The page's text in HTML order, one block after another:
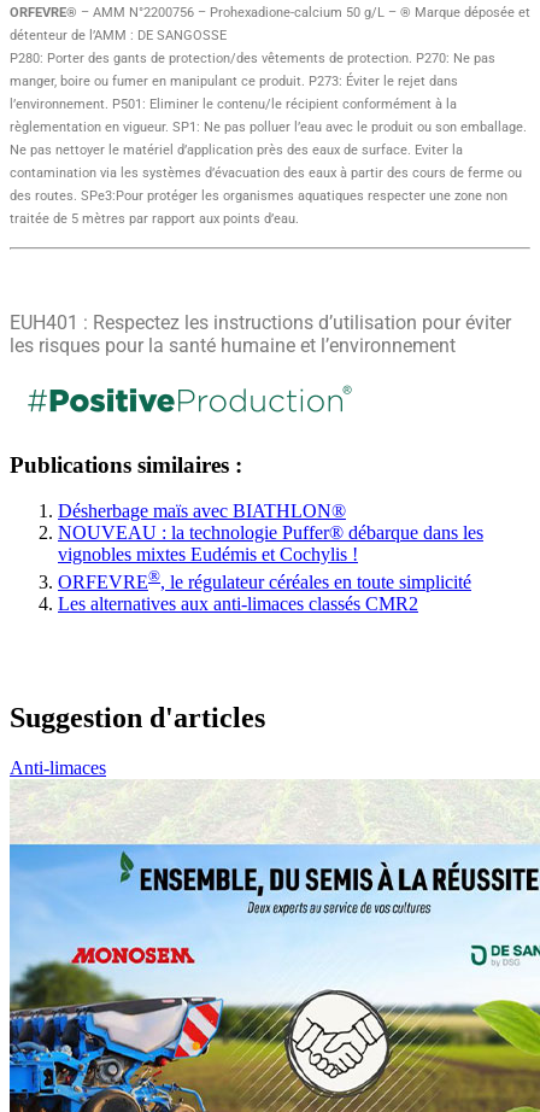
ORFEVRE® – AMM N°2200756 – Prohexadione-calcium 50 g/L – ® Marque déposée et
détenteur de l’AMM : DE SANGOSSE
P280: Porter des gants de protection/des vêtements de protection. P270: Ne pas
manger, boire ou fumer en manipulant ce produit. P273: Éviter le rejet dans
l’environnement. P501: Eliminer le contenu/le récipient conformément à la
règlementation en vigueur. SP1: Ne pas polluer l’eau avec le produit ou son emballage.
Ne pas nettoyer le matériel d’application près des eaux de surface. Eviter la
contamination via les systèmes d’évacuation des eaux à partir des cours de ferme ou
des routes. SPe3:Pour protéger les organismes aquatiques respecter une zone non
traitée de 5 mètres par rapport aux points d’eau.
EUH401 : Respectez les instructions d’utilisation pour éviter
les risques pour la santé humaine et l’environnement
Publications similaires :
Désherbage maïs avec BIATHLON®
NOUVEAU : la technologie Puffer® débarque dans les
vignobles mixtes Eudémis et Cochylis !
ORFEVRE®, le régulateur céréales en toute simplicité
Les alternatives aux anti-limaces classés CMR2
Suggestion d'articles
Anti-limaces